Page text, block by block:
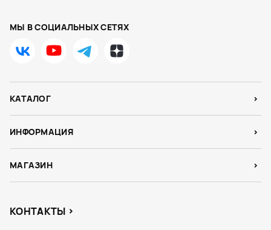
МЫ В СОЦИАЛЬНЫХ СЕТЯХ
КАТАЛОГ
ИНФОРМАЦИЯ
МАГАЗИН
КОНТАКТЫ